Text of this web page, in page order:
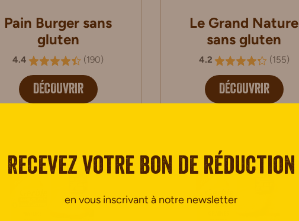
Pain Burger sans
gluten
4.4 (190)
DÉCOUVRIR
Le Grand Nature
sans gluten
4.2 (155)
DÉCOUVRIR
Recevez votre bon de réduction
en vous inscrivant à notre newsletter